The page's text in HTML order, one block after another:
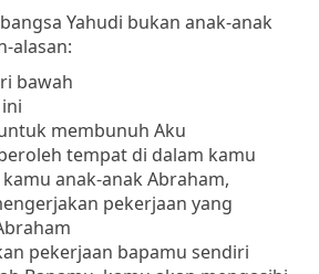
Yahudi bukan anak-anak
alasan:
bawah
membunuh Aku
tempat di dalam kamu
anak-anak Abraham,
pekerjaan yang
pekerjaan bapamu sendiri